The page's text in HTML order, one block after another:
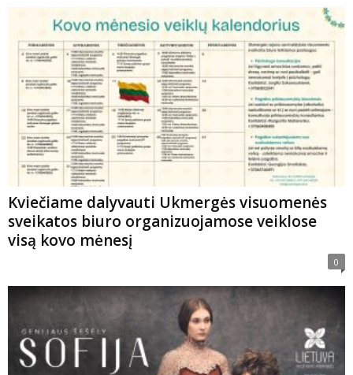
Kviečiame dalyvauti Ukmergės visuomenės
sveikatos biuro organizuojamose veiklose
visą kovo mėnesį
0